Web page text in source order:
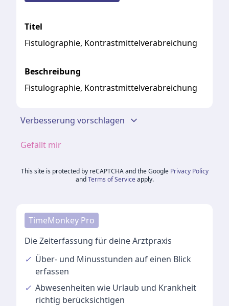
Titel
Fistulographie, Kontrastmittelverabreichung
Beschreibung
Fistulographie, Kontrastmittelverabreichung
Verbesserung vorschlagen
Gefällt mir
This site is protected by reCAPTCHA and the Google Privacy Policy
and Terms of Service apply.
TimeMonkey Pro
Die Zeiterfassung für deine Arztpraxis
✓ Über- und Minusstunden auf einen Blick
erfassen
✓ Abwesenheiten wie Urlaub und Krankheit
richtig berücksichtigen